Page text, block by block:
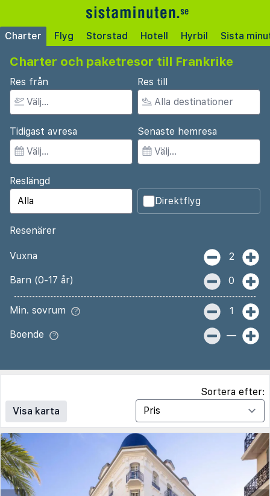
Charter Flyg Storstad Hotell Hyrbil Sista
Charter och paketresor till Frankrike
Res från Res till
Tidigast avresa Senaste hemresa
Reslängd
Direktflyg
Resenärer
Vuxna 2
Barn (0-17 år) 0
Min. sovrum 1
Boende —
Visa karta
Sortera efter: